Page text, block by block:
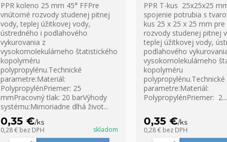
PPR koleno 25 mm 45° FFPre
vnútorné rozvody studenej pitnej
vody, teplej úžitkovej vody,
ústredného i podlahového
vykurovania z
vysokomolekulárneho štatistického
kopolyméru
polypropylénu.Technické
parametre:Materiál:
PolypropylénPriemer: 25
mmPracovný tlak: 20 barVýhody
systému:Mimoriadne dlhá život...
0,35 €/ks
0,28 € bez DPH skladom
PPR T-kus 25x25x25
spojenie potrubia s
kus 25 x 25 x 25 mm
rozvody studenej pitnej
teplej úžitkovej vody,
podlahového
vysokomolekulárneho
kopolyméru
polypropylénu.Technické
parametre:Materiál:
PolypropylénPriemer: 2...
0,35 €/ks
0,28 € bez DPH